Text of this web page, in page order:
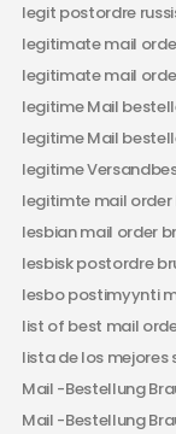
legit postordre
legitimate mail
legitimate mail
legitime Mail
legitime Mail
legitime
legitimte mail order
lesbian mail order
lesbisk postordre
lesbo postimyynti
list of best mail
lista de los mejores
Mail -Bestellung
Mail -Bestellung